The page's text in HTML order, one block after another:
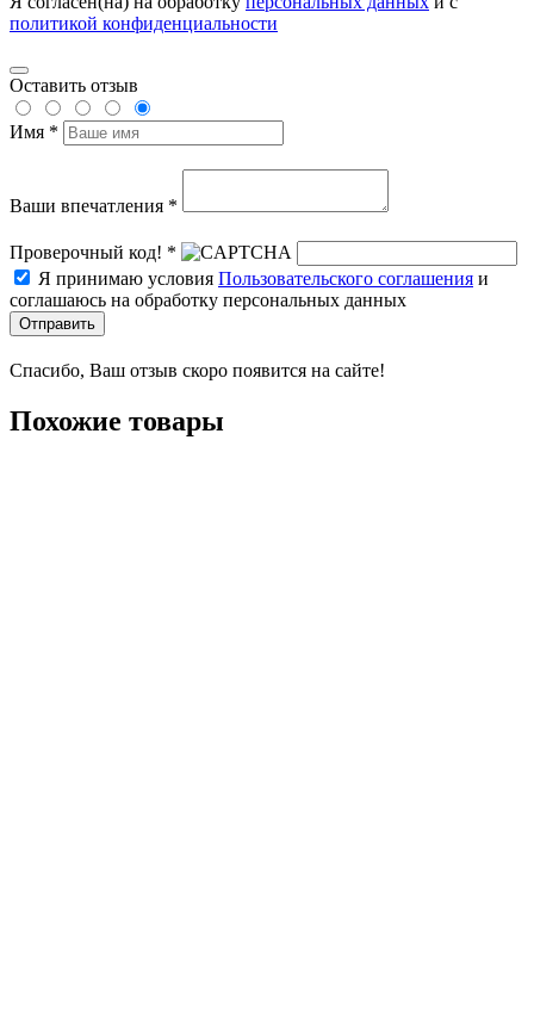
политикой конфиденциальности
Оставить отзыв
Имя *
Ваши впечатления *
Проверочный код! *
Я принимаю условия Пользовательского соглашения и
соглашаюсь на обработку персональных данных
Отправить
Спасибо, Ваш отзыв скоро появится на сайте!
Похожие товары